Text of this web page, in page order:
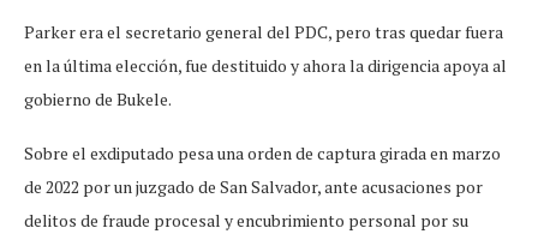
Parker era el secretario general del PDC, pero tras quedar fuera
en la última elección, fue destituido y ahora la dirigencia apoya al
gobierno de Bukele.
Sobre el exdiputado pesa una orden de captura girada en marzo
de 2022 por un juzgado de San Salvador, ante acusaciones por
delitos de fraude procesal y encubrimiento personal por su